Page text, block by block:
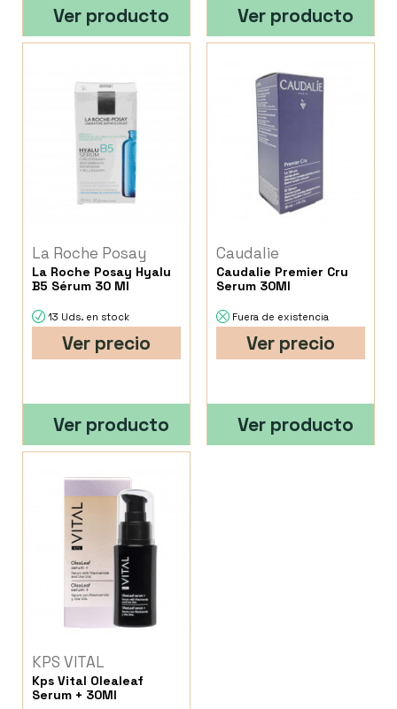
Ver producto Ver producto
La Roche Posay
La Roche Posay Hyalu
B5 Sérum 30 Ml
13 Uds. en stock
Ver precio
Ver producto
Caudalie
Caudalie Premier Cru
Serum 30Ml
Fuera de existencia
Ver precio
Ver producto
KPS VITAL
Kps Vital Olealeaf
Serum + 30Ml